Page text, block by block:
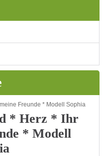
* Herz * Ihr
* Modell